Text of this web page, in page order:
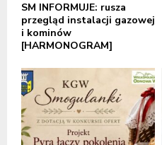
SM INFORMUJE: rusza
przegląd instalacji gazowej
i kominów
[HARMONOGRAM]